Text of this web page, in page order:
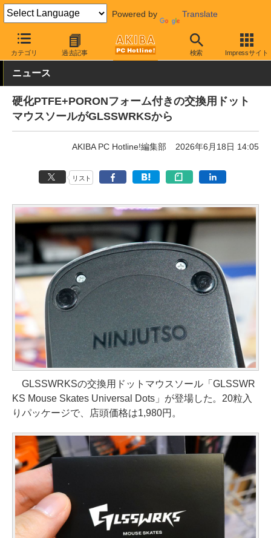
Powered by Translate
カテゴリ 過去記事 検索 Impressサイト
AKIBA PC Hotline! PC周辺機器 マウス マウス関連アクセサリ
ニュース
硬化PTFE+PORONフォーム付きの交換用ドット
マウスソールがGLSSWRKSから
AKIBA PC Hotline!編集部 2026年6月18日 14:05
リスト
GLSSWRKSの交換用ドットマウスソール「GLSSWR
KS Mouse Skates Universal Dots」が登場した。20粒入
りパッケージで、店頭価格は1,980円。